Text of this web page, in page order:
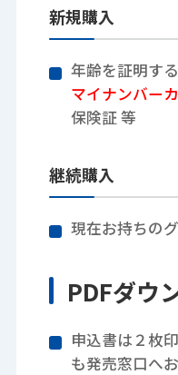
新規購入
年齢を証明す
マイナンバー
保険証 等
継続購入
現在お持ちの
PDFダウ
申込書は２枚
も発売窓口へ